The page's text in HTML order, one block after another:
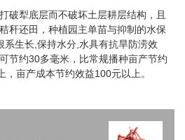
破犁底层而不破坏土层耕层结构，且
秆还田，种植园主单苗与抑制的水保
生长,保持水分,水具有抗旱防涝效
节约30多毫米，比常规播种亩产节约
亩产成本节约效益100元以上。